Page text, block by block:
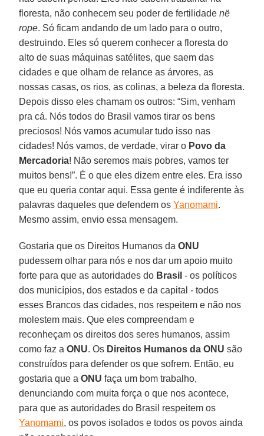
floresta, não conhecem seu poder de fertilidadenë
rope. Só ficam andando de um lado para o outro,
destruindo. Eles só querem conhecer a floresta do
alto de suas máquinas satélites, que saem das
cidades e que olham de relance as árvores, as
nossas casas, os rios, as colinas, a beleza da floresta.
Depois disso eles chamam os outros: “Sim, venham
pra cá. Nós todos do Brasil vamos tirar os bens
preciosos! Nós vamos acumular tudo isso nas
cidades! Nós vamos, de verdade, virar o Povo da
Mercadoria! Não seremos mais pobres, vamos ter
muitos bens!”. É o que eles dizem entre eles. Era isso
que eu queria contar aqui. Essa gente é indiferente às
palavras daqueles que defendem osYanomami.
Mesmo assim, envio essa mensagem.
Gostaria que os Direitos Humanos daONU
pudessem olhar para nós e nos dar um apoio muito
forte para que as autoridades do Brasil - os políticos
dos municípios, dos estados e da capital - todos
esses Brancos das cidades, nos respeitem e não nos
molestem mais. Que eles compreendam e
reconheçam os direitos dos seres humanos, assim
como faz aONU. Os Direitos Humanos da ONU são
construídos para defender os que sofrem. Então, eu
gostaria que aONU faça um bom trabalho,
denunciando com muita força o que nos acontece,
para que as autoridades do Brasil respeitem os
Yanomami, os povos isolados e todos os povos ainda